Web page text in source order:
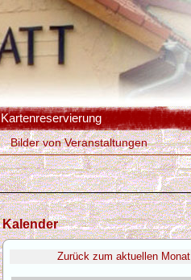
Kartenreservierung
Bilder von Veranstaltungen
Kalender
Zurück zum aktuellen Monat